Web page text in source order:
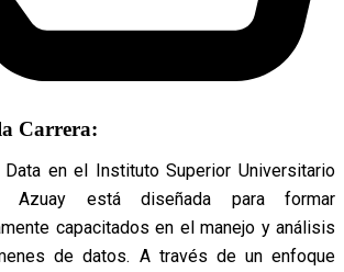
Carrera:
en el Instituto Superior Universitario
Azuay está diseñada para formar
capacitados en el manejo y análisis
de datos. A través de un enfoque